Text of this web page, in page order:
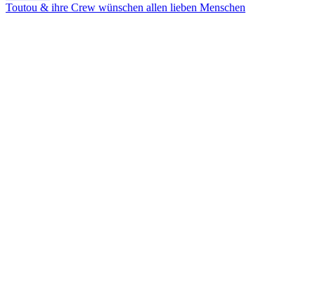
Toutou & ihre Crew wünschen allen lieben Menschen